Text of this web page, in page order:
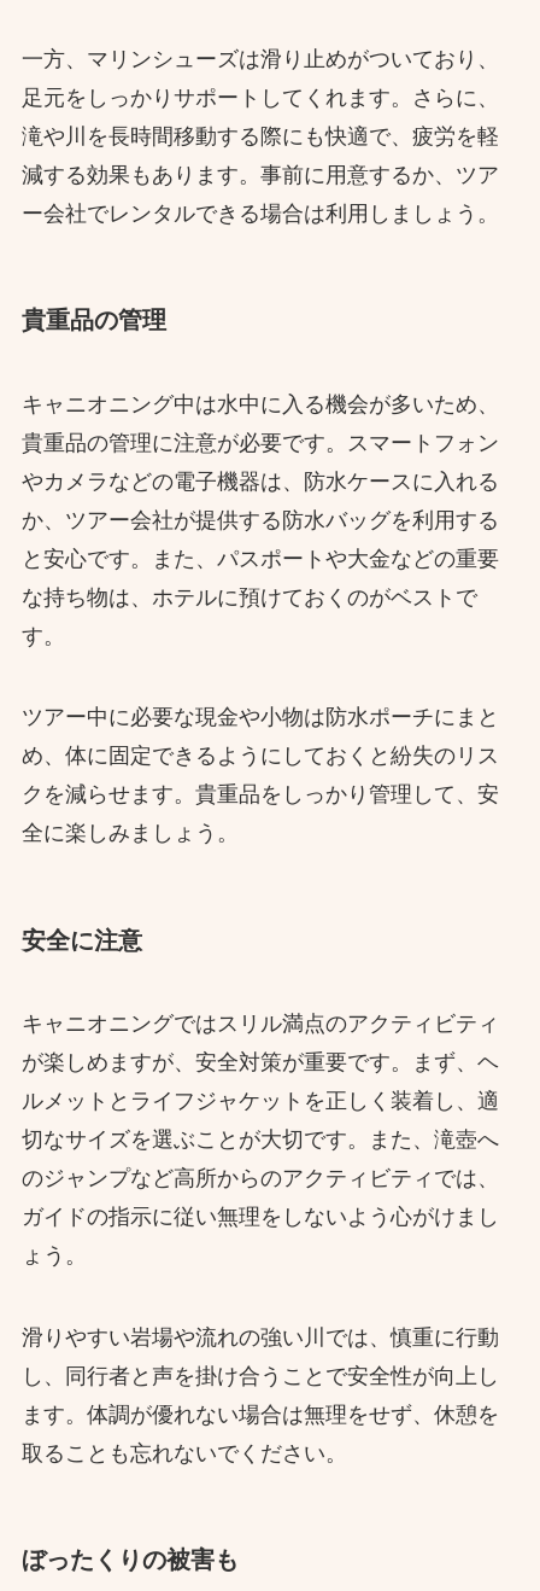
一方、マリンシューズは滑り止めがついており、
足元をしっかりサポートしてくれます。さらに、
滝や川を長時間移動する際にも快適で、疲労を軽
減する効果もあります。事前に用意するか、ツア
ー会社でレンタルできる場合は利用しましょう。
貴重品の管理
キャニオニング中は水中に入る機会が多いため、
貴重品の管理に注意が必要です。スマートフォン
やカメラなどの電子機器は、防水ケースに入れる
か、ツアー会社が提供する防水バッグを利用する
と安心です。また、パスポートや大金などの重要
な持ち物は、ホテルに預けておくのがベストで
す。
ツアー中に必要な現金や小物は防水ポーチにまと
め、体に固定できるようにしておくと紛失のリス
クを減らせます。貴重品をしっかり管理して、安
全に楽しみましょう。
安全に注意
キャニオニングではスリル満点のアクティビティ
が楽しめますが、安全対策が重要です。まず、ヘ
ルメットとライフジャケットを正しく装着し、適
切なサイズを選ぶことが大切です。また、滝壺へ
のジャンプなど高所からのアクティビティでは、
ガイドの指示に従い無理をしないよう心がけまし
ょう。
滑りやすい岩場や流れの強い川では、慎重に行動
し、同行者と声を掛け合うことで安全性が向上し
ます。体調が優れない場合は無理をせず、休憩を
取ることも忘れないでください。
ぼったくりの被害も